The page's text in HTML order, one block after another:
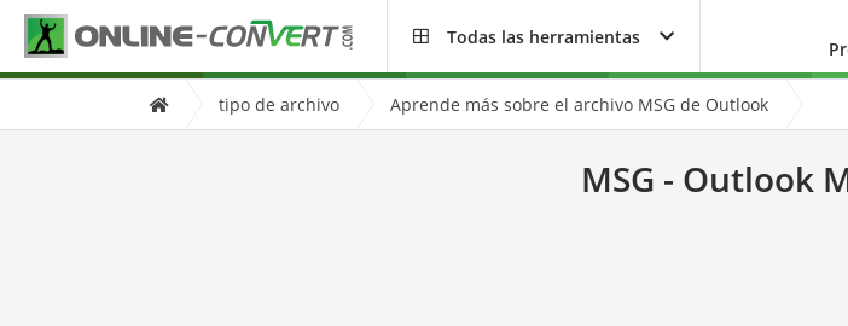
Todas las herramientas
tipo de archivo Aprende más sobre el archivo MSG de Outlook
MSG - Outlook